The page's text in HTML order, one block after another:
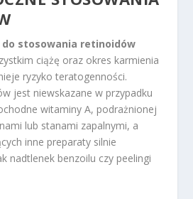
stosowania retinoidów
ciążę oraz okres karmienia
ryzyko teratogenności.
jest niewskazane w przypadku
witaminy A, podrażnionej
lub stanami zapalnymi, a
inne preparaty silnie
nadtlenek benzoilu czy peelingi